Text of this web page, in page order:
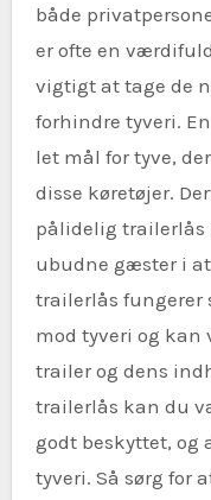
både
er ofte en
vigtigt at tage de
forhindre tyveri.
let mål for tyve,
disse køretøjer.
pålidelig trailerlås
ubudne gæster i
trailerlås fungerer
mod tyveri og
trailer og dens
trailerlås kan du
godt beskyttet, og
tyveri. Så sørg for